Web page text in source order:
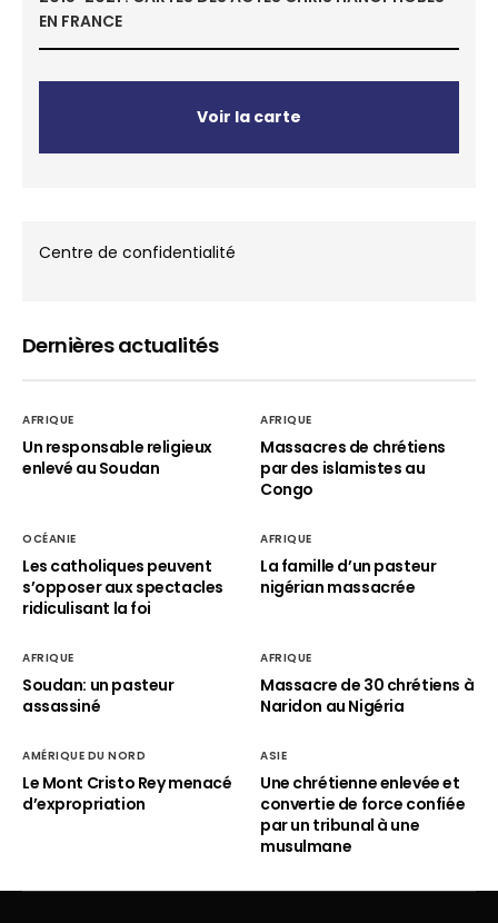
EN FRANCE
Voir la carte
Centre de confidentialité
Dernières actualités
AFRIQUE
Un responsable religieux
enlevé au Soudan
AFRIQUE
Massacres de chrétiens
par des islamistes au
Congo
OCÉANIE
Les catholiques peuvent
s’opposer aux spectacles
ridiculisant la foi
AFRIQUE
La famille d’un pasteur
nigérian massacrée
AFRIQUE
Soudan: un pasteur
assassiné
AFRIQUE
Massacre de 30 chrétiens à
Naridon au Nigéria
AMÉRIQUE DU NORD
Le Mont Cristo Rey menacé
d’expropriation
ASIE
Une chrétienne enlevée et
convertie de force confiée
par un tribunal à une
musulmane